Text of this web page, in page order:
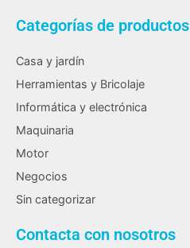
Categorías de productos
Casa y jardín
Herramientas y Bricolaje
Informática y electrónica
Maquinaria
Motor
Negocios
Sin categorizar
Contacta con nosotros